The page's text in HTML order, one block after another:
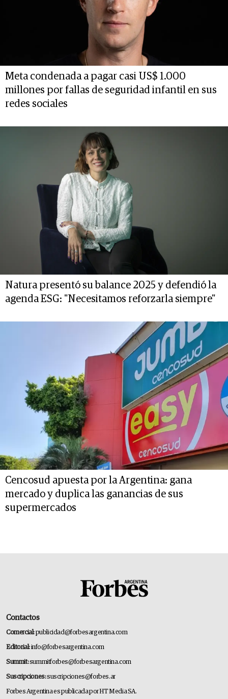
Meta condenada a pagar casi US$ 1.000
millones por fallas de seguridad infantil en sus
redes sociales
Natura presentó su balance 2025 y defendió la
agenda ESG: "Necesitamos reforzarla siempre"
Cencosud apuesta por la Argentina: gana
mercado y duplica las ganancias de sus
supermercados
Contactos
Comercial:publicidad@forbesargentina.com
Editorial:info@forbesargentina.com
Summit:summitforbes@forbesargentina.com
Suscripciones:suscripciones@forbes.ar
Forbes Argentina es publicada por HT Media SA.